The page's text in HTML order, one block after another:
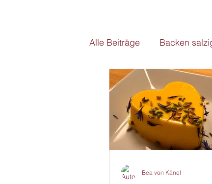
Alle Beiträge Backen
Hauptspeise Vorrat
Bea von Känel